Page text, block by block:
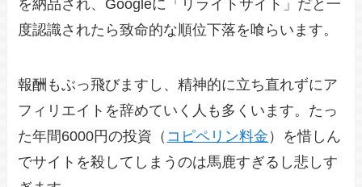
を納品され、Googleに「リライトサイト」だと一
度認識されたら致命的な順位下落を喰らいます。
報酬もぶっ飛びますし、精神的に立ち直れずにア
フィリエイトを辞めていく人も多くいます。たっ
た年間6000円の投資（ コピペリン料金 ）を惜しん
でサイトを殺してしまうのは馬鹿すぎるし悲しす